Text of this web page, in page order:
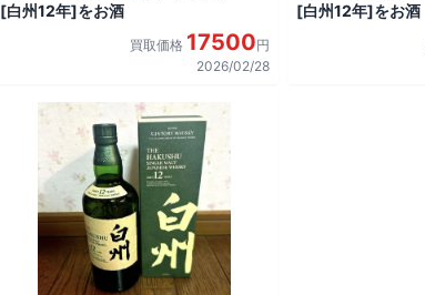
[白州12年]をお酒
買取価格 17500円
2026/02/28
[白州12年]をお酒